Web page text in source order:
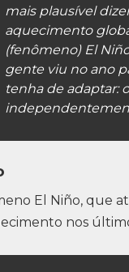
mais plausível
aquecimento
(fenômeno) El
gente viu no ano
tenha de adaptar:
El Niño, que
nos